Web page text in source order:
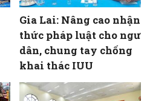
Gia Lai: Nâng cao nhận
thức pháp luật cho ngư
dân, chung tay chống
khai thác IUU